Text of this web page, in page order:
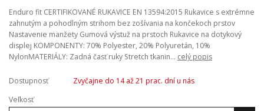
Enduro fit CERTIFIKOVANÉ RUKAVICE EN 13594:2015 Rukavice s extrémne
zahnutým a pohodlným strihom bez zošívania na končekoch prstov
Nastavenie manžety Gumová výstuž na prstoch Rukavice na dotykový
displej KOMPONENTY: 70% Polyester, 20% Polyuretán, 10%
NylonMATERIÁLY: Zadná časť ruky Stretch tkanin... celý popis
Dostupnosť
Zvyčajne do 14 až 21 prac. dní u nás
Veľkosť